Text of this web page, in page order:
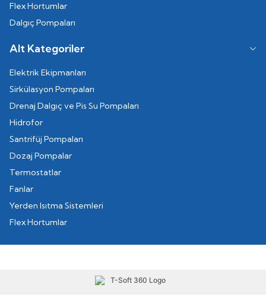
Flex Hortumlar
Dalgıç Pompaları
Alt Kategoriler
Elektrik Ekipmanları
Sirkülasyon Pompaları
Drenaj Dalgıç ve Pis Su Pompaları
Hidrofor
Santrifüj Pompaları
Dozaj Pompalar
Termostatlar
Fanlar
Yerden Isıtma Sistemleri
Flex Hortumlar